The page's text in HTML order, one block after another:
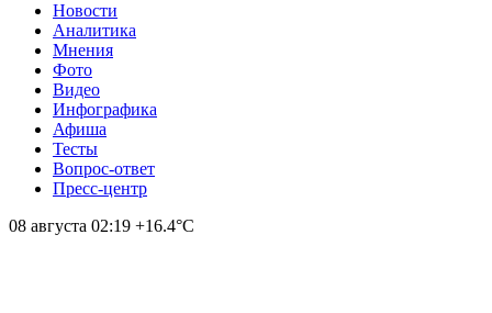
Новости
Аналитика
Мнения
Фото
Видео
Инфографика
Афиша
Тесты
Вопрос-ответ
Пресс-центр
08 августа 02:19 +16.4°С